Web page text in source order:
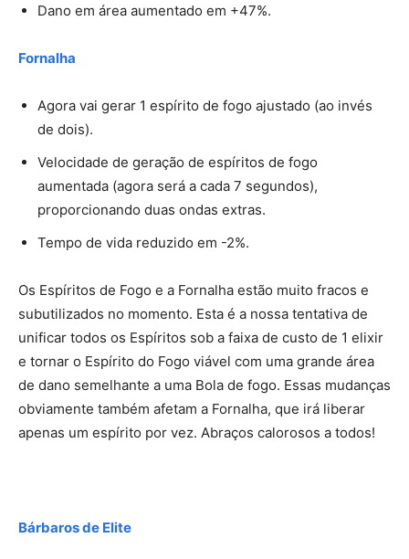
Dano em área aumentado em +47%.
Fornalha
Agora vai gerar 1 espírito de fogo ajustado (ao invés
de dois).
Velocidade de geração de espíritos de fogo
aumentada (agora será a cada 7 segundos),
proporcionando duas ondas extras.
Tempo de vida reduzido em -2%.
Os Espíritos de Fogo e a Fornalha estão muito fracos e
subutilizados no momento. Esta é a nossa tentativa de
unificar todos os Espíritos sob a faixa de custo de 1 elixir
e tornar o Espírito do Fogo viável com uma grande área
de dano semelhante a uma Bola de fogo. Essas mudanças
obviamente também afetam a Fornalha, que irá liberar
apenas um espírito por vez. Abraços calorosos a todos!
Bárbaros de Elite